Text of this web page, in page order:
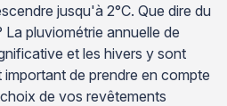
jusqu'à 2°C. Que dire du
pluviométrie annuelle de
et les hivers y sont
de prendre en compte
de vos revêtements